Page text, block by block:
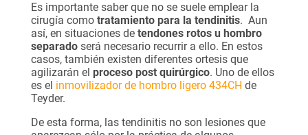
Es importante saber que no se suele emplear la
cirugía como tratamiento para la tendinitis. Aun
así, en situaciones de tendones rotos u hombro
separado será necesario recurrir a ello. En estos
casos, también existen diferentes ortesis que
agilizarán el proceso post quirúrgico. Uno de ellos
es el inmovilizador de hombro ligero 434CH de
Teyder.
De esta forma, las tendinitis no son lesiones que